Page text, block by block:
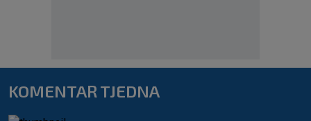
KOMENTAR TJEDNA